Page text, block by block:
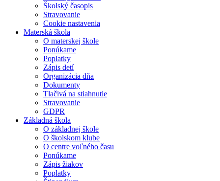
Školský časopis
Stravovanie
Cookie nastavenia
Materská škola
O materskej škole
Ponúkame
Poplatky
Zápis detí
Organizácia dňa
Dokumenty
Tlačivá na stiahnutie
Stravovanie
GDPR
Základná škola
O základnej škole
O školskom klube
O centre voľného času
Ponúkame
Zápis žiakov
Poplatky